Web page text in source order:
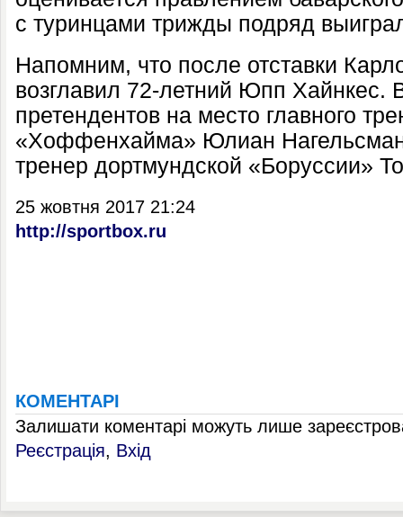
с туринцами трижды подряд
Напомним, что после отставки
возглавил 72-летний Юпп Хайнкес.
претендентов на место главного
«Хоффенхайма» Юлиан
тренер дортмундской «Боруссии»
25 жовтня 2017 21:24
http://sportbox.ru
КОМЕНТАРІ
Залишати коментарі можуть лише
Реєстрація, Вхід